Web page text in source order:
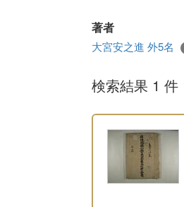
著者
大宮安之進 外5名
検索結果 1 件